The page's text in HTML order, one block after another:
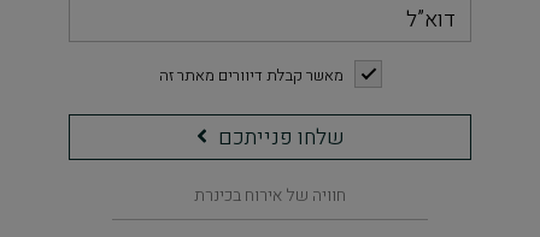
checkbox
מאשר קבלת דיוורים מאתר זה
שלחו
פנייתכם
שלחו פנייתכם
חוויה של אירוח בכינרת